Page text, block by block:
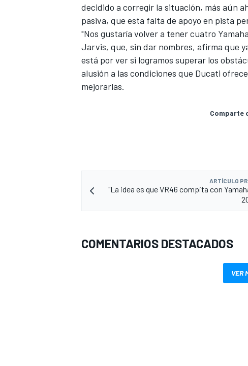
MÁS CATEGORÍAS
decidido a corregir la situación, más aún
pasiva, que esta falta de apoyo en pista
"Nos gustaría volver a tener cuatro
Jarvis, que, sin dar nombres, afirma que
está por ver si logramos superar los
alusión a las condiciones que Ducati
mejorarlas.
Comparte
ARTÍCULO
"La idea es que VR46 compita con
COMENTARIOS DESTACADOS
VER